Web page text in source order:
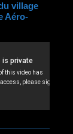
village
Aéro-